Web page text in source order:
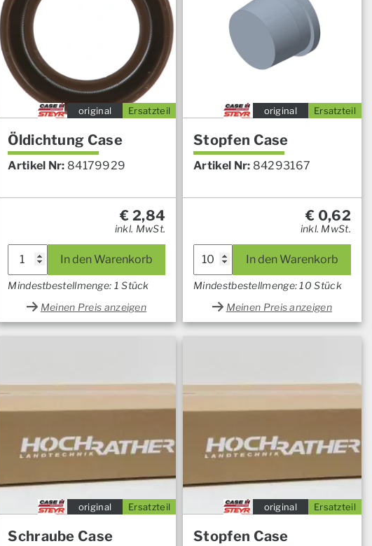
Ersatzteil
original
Öldichtung Case
Artikel Nr: 84179929
€ 2,84
inkl. MwSt.
In den Warenkorb
Mindestbestellmenge: 1 Stück
Meinen Preis anzeigen
Ersatzteil
original
Stopfen Case
Artikel Nr: 84293167
€ 0,62
inkl. MwSt.
In den Warenkorb
Mindestbestellmenge: 10 Stück
Meinen Preis anzeigen
Ersatzteil
original
Schraube Case
Ersatzteil
original
Stopfen Case